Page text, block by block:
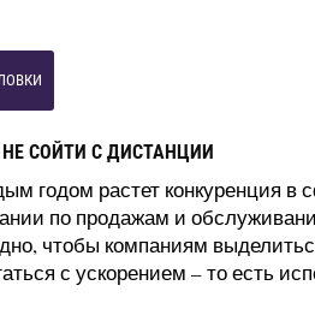
СОЙТИ С ДИСТАНЦИИ
годом растет конкуренция в
по продажам и
чтобы компаниям
с ускорением – то есть